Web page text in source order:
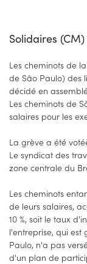
Solidaires (CM)
Les cheminots de
de São Paulo) des
décidé en
Les cheminots de
salaires pour les
La grève a été
Le syndicat des
zone centrale du
Les cheminots
de leurs salaires,
10 %, soit le taux
l'entreprise, qui
Paulo, n'a pas
d'un plan de